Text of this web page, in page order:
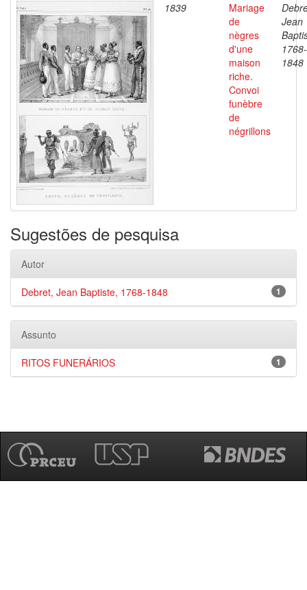
1839
Mariage
de
nègres
d'une
maison
riche.
Convoi
funèbre
de
négrillons
Jean
1768-
1848
Sugestões de pesquisa
Autor
1
Debret, Jean Baptiste, 1768-1848
Assunto
1
RITOS FUNERÁRIOS